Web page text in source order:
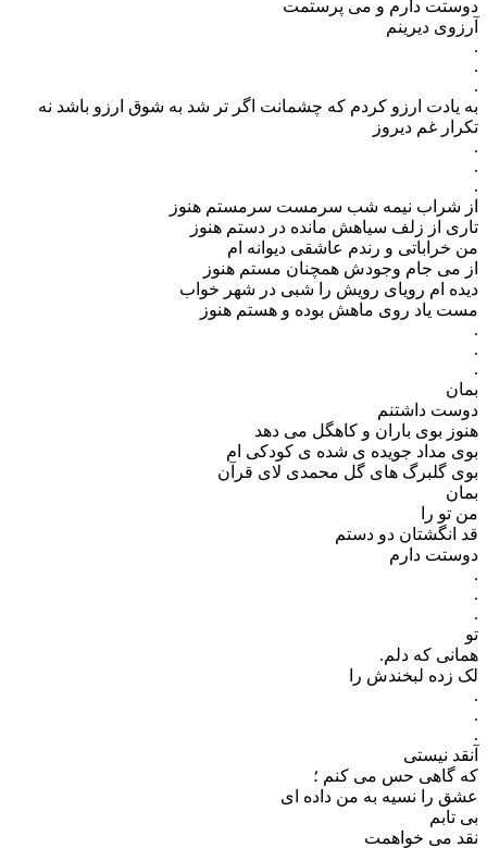
دوستت دارم و می پرستمت
آرزوی دیرینم
.
.
.
به یادت ارزو کردم که چشمانت اگر تر شد به شوق ارزو باشد نه
تکرار غم دیروز
.
.
.
از شراب نیمه شب سرمست سرمستم هنوز
تاری از زلف سیاهش مانده در دستم هنوز
من خراباتی و رندم عاشقی دیوانه ام
از می جام وجودش همچنان مستم هنوز
دیده ام رویای رویش را شبی در شهر خواب
مست یاد روی ماهش بوده و هستم هنوز
.
.
.
بمان
دوست داشتنم
هنوز بوی باران و کاهگل می دهد
بوی مداد جویده ی شده ی کودکی ام
بوی گلبرگ های گل محمدی لای قرآن
بمان
من تو را
قد انگشتان دو دستم
دوستت دارم
.
.
.
تو
همانی که دلم.
لک زده لبخندش را‌
.
.
.
آنقد نیستی
که گاهی حس می کنم ؛
عشق را نسیه به من داده ای
بی تابم
نقد می خواهمت